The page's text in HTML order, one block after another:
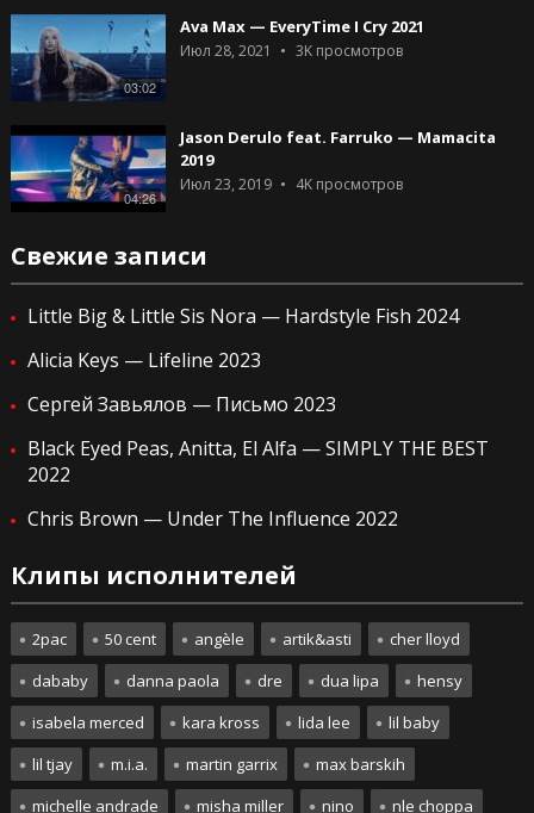
03:02
Ava Max — EveryTime I Cry 2021
Июл 28, 2021 3Kпросмотров
04:26
Jason Derulo feat. Farruko — Mamacita
2019
Июл 23, 2019 4Kпросмотров
Свежие записи
Little Big & Little Sis Nora — Hardstyle Fish 2024
Alicia Keys — Lifeline 2023
Сергей Завьялов — Письмо 2023
Black Eyed Peas, Anitta, El Alfa — SIMPLY THE BEST
2022
Chris Brown — Under The Influence 2022
Клипы исполнителей
2pac 50 cent angèle artik&asti
cher lloyd
dababy
danna paola dre dua lipa
hensy
isabela merced
kara kross lida lee
lil baby
lil tjay
m.i.a. martin garrix
max barskih
michelle andrade
misha miller nino nle choppa